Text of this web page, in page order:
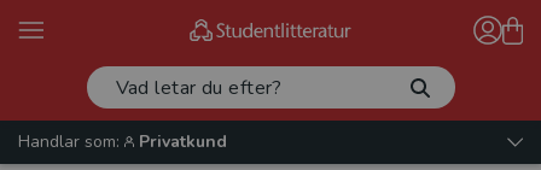
Handlar som:
Privatkund